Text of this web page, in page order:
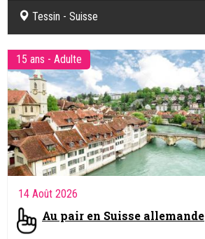
Tessin - Suisse
15 ans - Adulte
14 Août 2026
Au pair en Suisse allemande